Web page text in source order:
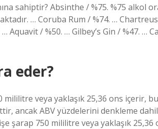
sahiptir? Absinthe / %75. %75 alkol
… Coruba Rum / %74. …
… Aquavit / %50. … Gilbey’s Gin / %47. …
eder?
veya yaklaşık 25,36 ons içerir,
ancak ABV yüzdelerini denkleme
şarap 750 mililitre veya yaklaşık